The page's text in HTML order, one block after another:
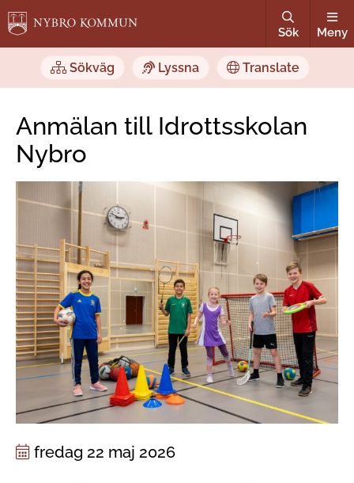
Sök Meny
Sökväg Lyssna Translate
Anmälan till Idrottsskolan
Nybro
fredag 22 maj 2026